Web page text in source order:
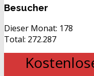
Besucher
Dieser Monat: 178
Total: 272.287